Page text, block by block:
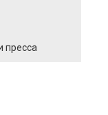
пресса